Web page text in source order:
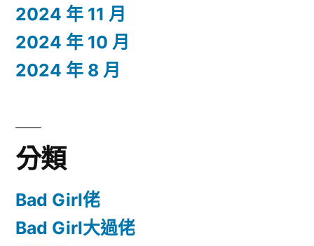
2024 年 11 月
2024 年 10 月
2024 年 8 月
分類
Bad Girl佬
Bad Girl大過佬